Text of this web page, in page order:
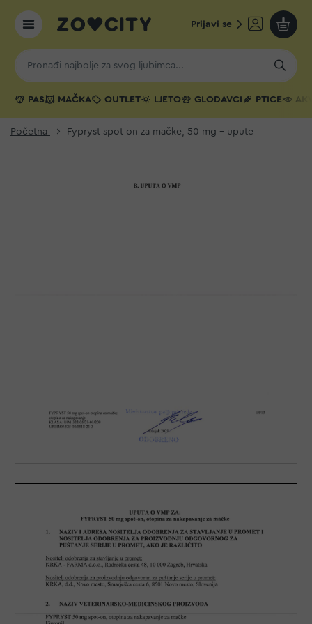
Prijavi se
Moja
PAS MAČKA OUTLET LJETO GLODAVCI PTICE
Početna Fypryst spot on za mačke, 50 mg - upute